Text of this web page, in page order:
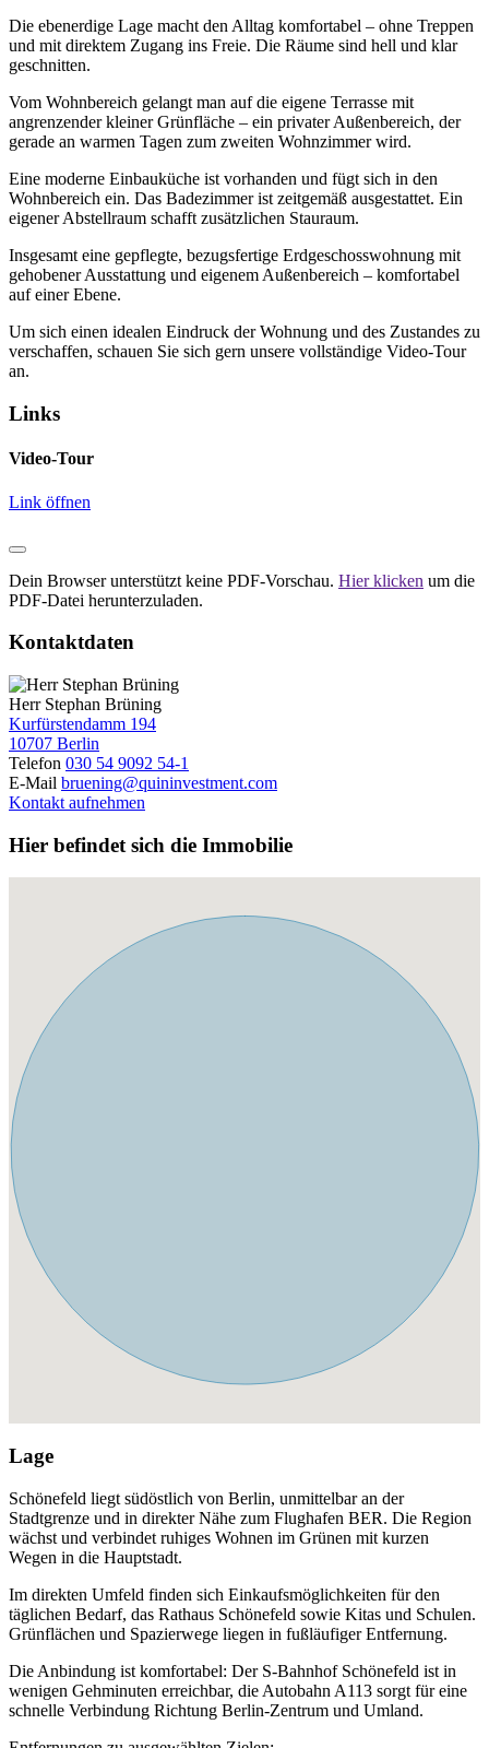
Die ebenerdige Lage macht den Alltag komfortabel – ohne Treppen
und mit direktem Zugang ins Freie. Die Räume sind hell und klar
geschnitten.
Vom Wohnbereich gelangt man auf die eigene Terrasse mit
angrenzender kleiner Grünfläche – ein privater Außenbereich, der
gerade an warmen Tagen zum zweiten Wohnzimmer wird.
Eine moderne Einbauküche ist vorhanden und fügt sich in den
Wohnbereich ein. Das Badezimmer ist zeitgemäß ausgestattet. Ein
eigener Abstellraum schafft zusätzlichen Stauraum.
Insgesamt eine gepflegte, bezugsfertige Erdgeschosswohnung mit
gehobener Ausstattung und eigenem Außenbereich – komfortabel
auf einer Ebene.
Um sich einen idealen Eindruck der Wohnung und des Zustandes zu
verschaffen, schauen Sie sich gern unsere vollständige Video-Tour
an.
Links
Video-Tour
Link öffnen
Dein Browser unterstützt keine PDF-Vorschau. Hier klicken um die
PDF-Datei herunterzuladen.
Kontaktdaten
Herr Stephan Brüning
Kurfürstendamm 194
10707 Berlin
Telefon 030 54 9092 54-1
E-Mail bruening@quininvestment.com
Kontakt aufnehmen
Hier befindet sich die Immobilie
Lage
Schönefeld liegt südöstlich von Berlin, unmittelbar an der
Stadtgrenze und in direkter Nähe zum Flughafen BER. Die Region
wächst und verbindet ruhiges Wohnen im Grünen mit kurzen
Wegen in die Hauptstadt.
Im direkten Umfeld finden sich Einkaufsmöglichkeiten für den
täglichen Bedarf, das Rathaus Schönefeld sowie Kitas und Schulen.
Grünflächen und Spazierwege liegen in fußläufiger Entfernung.
Die Anbindung ist komfortabel: Der S-Bahnhof Schönefeld ist in
wenigen Gehminuten erreichbar, die Autobahn A113 sorgt für eine
schnelle Verbindung Richtung Berlin-Zentrum und Umland.